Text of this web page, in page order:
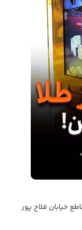
خیابان فلاح پور